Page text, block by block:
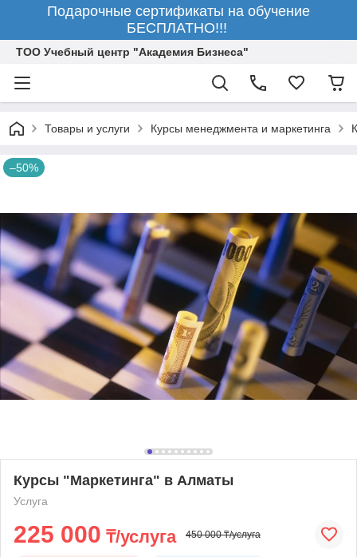
Подарочные сертификаты на обучение
БЕСПЛАТНО!!!
ТОО Учебный центр "Академия Бизнеса"
Товары и услуги Курсы менеджмента и маркетинга
–50%
Курсы "Маркетинга" в Алматы
Услуга
225 000 ₸/услуга 450 000 ₸/услуга